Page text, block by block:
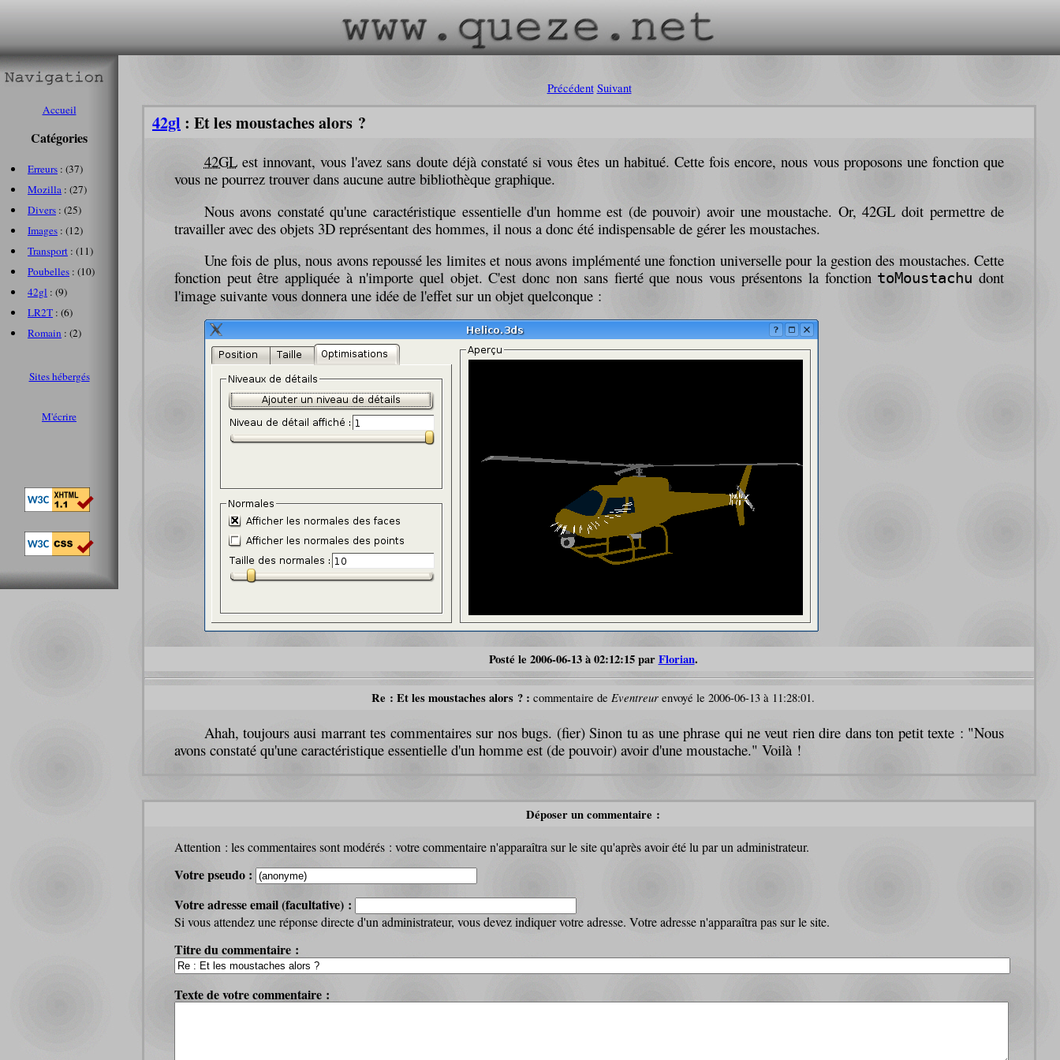
Précédent Suivant
42gl : Et les moustaches alors ?
42GLest innovant, vous l'avez sans doute déjà constaté si vous êtes un habitué. Cette fois encore, nous vous proposons une fonction que
vous ne pourrez trouver dans aucune autre bibliothèque graphique.
Nous avons constaté qu'une caractéristique essentielle d'un homme est (de pouvoir) avoir une moustache. Or, 42GL doit permettre de
travailler avec des objets 3D représentant des hommes, il nous a donc été indispensable de gérer les moustaches.
Une fois de plus, nous avons repoussé les limites et nous avons implémenté une fonction universelle pour la gestion des moustaches. Cette
fonction peut être appliquée à n'importe quel objet. C'est donc non sans fierté que nous vous présentons la fonction toMoustachu dont
l'image suivante vous donnera une idée de l'effet sur un objet quelconque :
Posté le 2006-06-13 à 02:12:15 parFlorian.
Re : Et les moustaches alors ? : commentaire de Eventreur envoyé le 2006-06-13 à 11:28:01.
Ahah, toujours ausi marrant tes commentaires sur nos bugs. (fier) Sinon tu as une phrase qui ne veut rien dire dans ton petit texte : "Nous
avons constaté qu'une caractéristique essentielle d'un homme est (de pouvoir) avoir d'une moustache." Voilà !
Déposer un commentaire :
Attention : les commentaires sont modérés : votre commentaire n'apparaîtra sur le site qu'après avoir été lu par un administrateur.
Votre pseudo :
Votre adresse email (facultative) :
Si vous attendez une réponse directe d'un administrateur, vous devez indiquer votre adresse. Votre adresse n'apparaîtra pas sur le site.
Titre du commentaire :
Texte de votre commentaire :
Accueil
Catégories
Erreurs : (37)
Mozilla : (27)
Divers : (25)
Images : (12)
Transport : (11)
Poubelles : (10)
42gl : (9)
LR2T : (6)
Romain : (2)
Sites hébergés
M'écrire